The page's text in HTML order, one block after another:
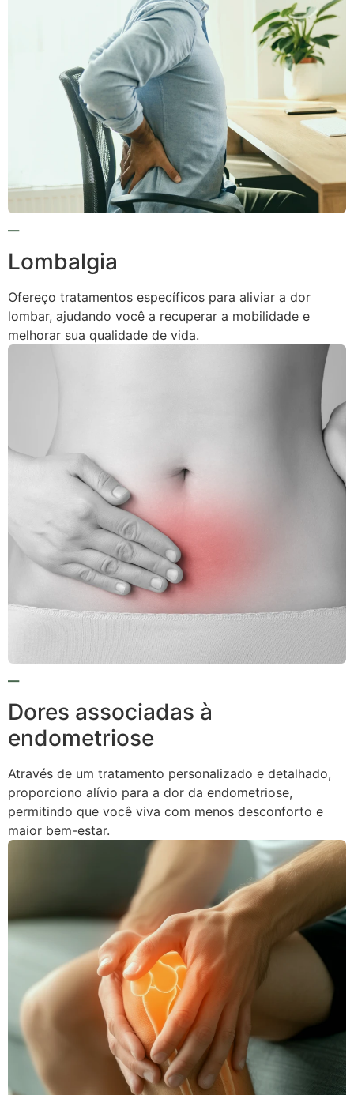
Lombalgia
Ofereço tratamentos específicos para aliviar a dor
lombar, ajudando você a recuperar a mobilidade e
melhorar sua qualidade de vida.
Dores associadas à
endometriose
Através de um tratamento personalizado e detalhado,
proporciono alívio para a dor da endometriose,
permitindo que você viva com menos desconforto e
maior bem-estar.